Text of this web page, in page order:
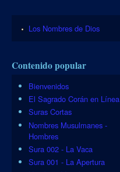
Los Nombres de Dios
Contenido popular
Bienvenidos
El Sagrado Corán en Línea
Suras Cortas
Nombres Musulmanes -
Hombres
Sura 002 - La Vaca
Sura 001 - La Apertura